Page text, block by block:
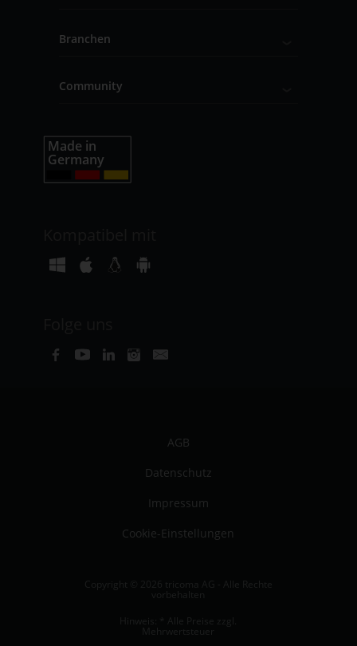
Branchen
Community
AGB
Datenschutz
Impressum
Cookie-Einstellungen